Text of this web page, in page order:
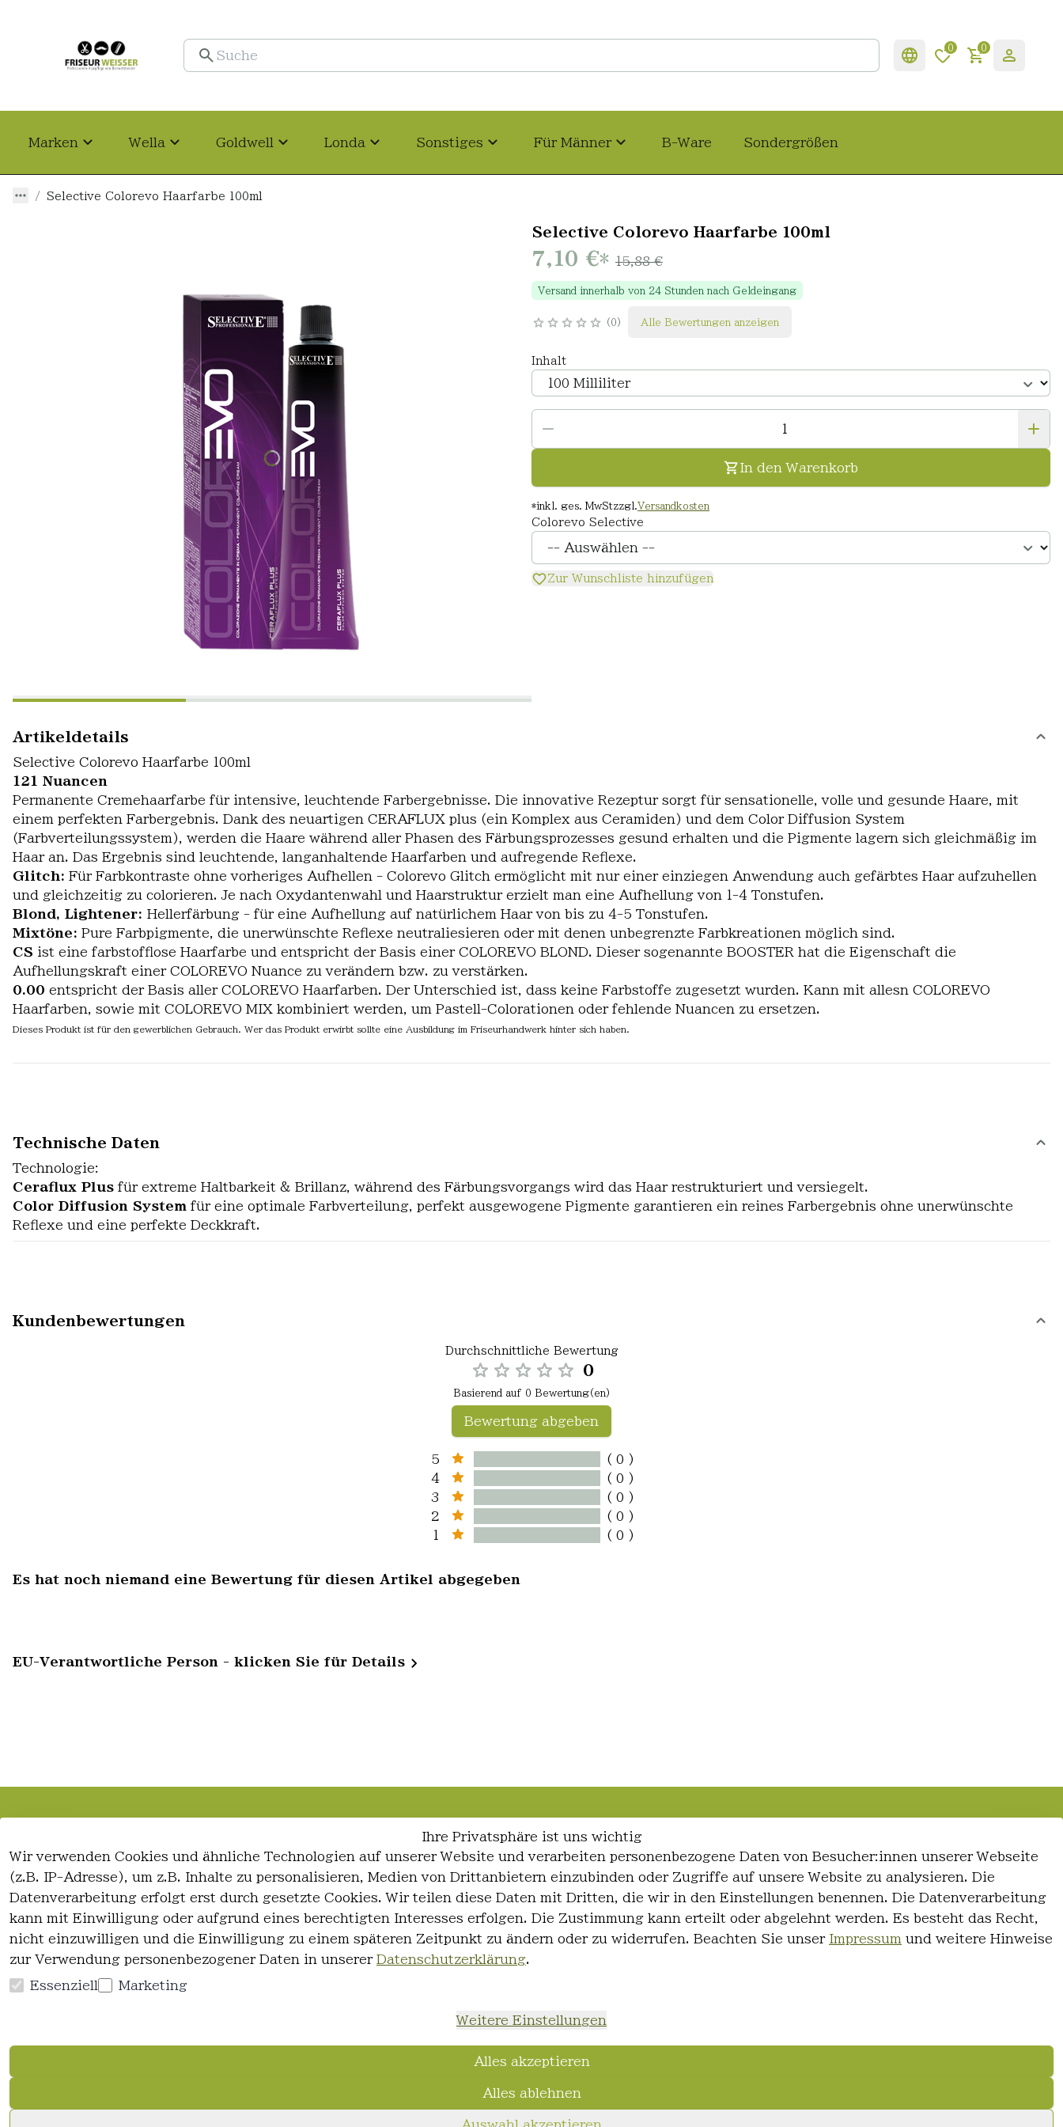
0 0
Marken Wella Goldwell Londa Sonstiges Für Männer B-Ware Sondergrößen
Selective Colorevo Haarfarbe 100ml
Selective Colorevo Haarfarbe 100ml
7,10 €* 15,88 €
Versand innerhalb von 24 Stunden nach Geldeingang
0 Alle Bewertungen anzeigen
Inhalt
In den Warenkorb
*inkl. ges. MwStzzgl. Versandkosten
Colorevo Selective
Zur Wunschliste hinzufügen
Artikeldetails
Selective Colorevo Haarfarbe 100ml
121 Nuancen
Permanente Cremehaarfarbe für intensive, leuchtende Farbergebnisse. Die innovative Rezeptur sorgt für sensationelle, volle und gesunde Haare, mit
einem perfekten Farbergebnis. Dank des neuartigen CERAFLUX plus (ein Komplex aus Ceramiden) und dem Color Diffusion System
(Farbverteilungssystem), werden die Haare während aller Phasen des Färbungsprozesses gesund erhalten und die Pigmente lagern sich gleichmäßig im
Haar an. Das Ergebnis sind leuchtende, langanhaltende Haarfarben und aufregende Reflexe.
Glitch: Für Farbkontraste ohne vorheriges Aufhellen - Colorevo Glitch ermöglicht mit nur einer einziegen Anwendung auch gefärbtes Haar aufzuhellen
und gleichzeitig zu colorieren. Je nach Oxydantenwahl und Haarstruktur erzielt man eine Aufhellung von 1-4 Tonstufen.
Blond, Lightener: Hellerfärbung - für eine Aufhellung auf natürlichem Haar von bis zu 4-5 Tonstufen.
Mixtöne: Pure Farbpigmente, die unerwünschte Reflexe neutraliesieren oder mit denen unbegrenzte Farbkreationen möglich sind.
CS ist eine farbstofflose Haarfarbe und entspricht der Basis einer COLOREVO BLOND. Dieser sogenannte BOOSTER hat die Eigenschaft die
Aufhellungskraft einer COLOREVO Nuance zu verändern bzw. zu verstärken.
0.00 entspricht der Basis aller COLOREVO Haarfarben. Der Unterschied ist, dass keine Farbstoffe zugesetzt wurden. Kann mit allesn COLOREVO
Haarfarben, sowie mit COLOREVO MIX kombiniert werden, um Pastell-Colorationen oder fehlende Nuancen zu ersetzen.
Dieses Produkt ist für den gewerblichen Gebrauch. Wer das Produkt erwirbt sollte eine Ausbildung im Friseurhandwerk hinter sich haben.
Technische Daten
Technologie:
Ceraflux Plus für extreme Haltbarkeit & Brillanz, während des Färbungsvorgangs wird das Haar restrukturiert und versiegelt.
Color Diffusion System für eine optimale Farbverteilung, perfekt ausgewogene Pigmente garantieren ein reines Farbergebnis ohne unerwünschte
Reflexe und eine perfekte Deckkraft.
Kundenbewertungen
Durchschnittliche Bewertung
0
Basierend auf 0 Bewertung(en)
Bewertung abgeben
5
( 0 )
4
( 0 )
3
( 0 )
2
( 0 )
1
( 0 )
Es hat noch niemand eine Bewertung für diesen Artikel abgegeben
EU-Verantwortliche Person - klicken Sie für Details
Ihre Privatsphäre ist uns wichtig
Wir verwenden Cookies und ähnliche Technologien auf unserer Website und verarbeiten personenbezogene Daten von Besucher:innen unserer Webseite
(z.B. IP-Adresse), um z.B. Inhalte zu personalisieren, Medien von Drittanbietern einzubinden oder Zugriffe auf unsere Website zu analysieren. Die
Datenverarbeitung erfolgt erst durch gesetzte Cookies. Wir teilen diese Daten mit Dritten, die wir in den Einstellungen benennen. Die Datenverarbeitung
kann mit Einwilligung oder aufgrund eines berechtigten Interesses erfolgen. Die Zustimmung kann erteilt oder abgelehnt werden. Es besteht das Recht,
nicht einzuwilligen und die Einwilligung zu einem späteren Zeitpunkt zu ändern oder zu widerrufen. Beachten Sie unser Impressum und weitere Hinweise
zur Verwendung personenbezogener Daten in unserer Datenschutzerklärung.
Essenziell Marketing
Weitere Einstellungen
Alles akzeptieren
Alles ablehnen
AGB
Impressum
Datenschutzerklärung
Widerrufsrecht
Kontakt
Registrieren